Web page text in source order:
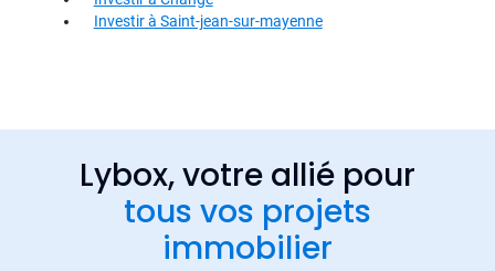
Investir à Saint-jean-sur-mayenne
Lybox, votre allié pour
tous vos projets
immobilier